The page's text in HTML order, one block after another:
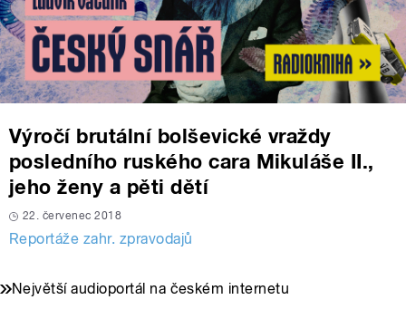
Výročí brutální bolševické vraždy
posledního ruského cara Mikuláše II.,
jeho ženy a pěti dětí
22. červenec 2018
Reportáže zahr. zpravodajů
Největší audioportál na českém internetu